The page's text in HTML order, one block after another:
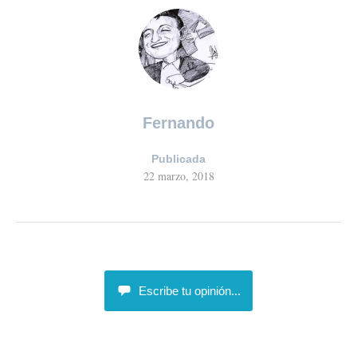
Fernando
Publicada
22 marzo, 2018
Escribe tu opinión...